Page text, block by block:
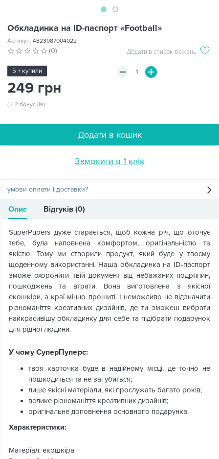
Обкладинка на ID-паспорт «Football»
Артикул: 4823087004022
(0) Додати в список бажань
5 + купили
249 грн
( + 2 бонус (ів)
Додати в кошик
Замовити в 1 клік
умови оплати і доставки?
Опис Відгуків (0)
SuperPupers дуже старається, щоб кожна річ, що оточує
тебе, була наповнена комфортом, оригінальністю та
якістю. Тому ми створили продукт, який буде у твоєму
щоденному використанні. Наша обкладинка на ID-паспорт
зможе охоронити твій документ від небажаних подряпин,
пошкоджень та втрати. Вона виготовлена з якісної
екошкіри, а краї міцно прошиті. І неможливо не відзначити
різноманіття креативних дизайнів, де ти зможеш вибрати
найкрасивішу обкладинку для себе та підібрати подарунок
для рідної людини.
У чому СуперПуперс:
твоя карточка буде в надійному місці, де точно не
пошкодиться та не загубиться;
лише якісні матеріали, які прослужать багато років;
велике різноманіття креативних дизайнів;
оригінальне доповнення основного подарунка.
Характеристики:
Матеріал: екошкіра